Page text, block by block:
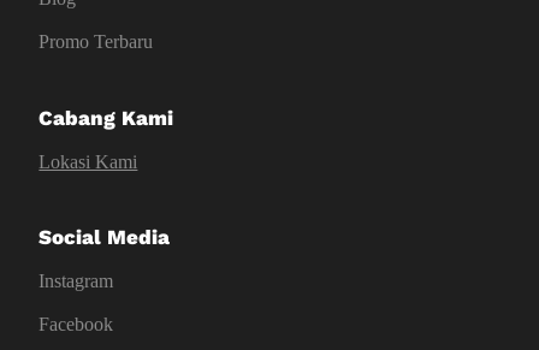
Promo Terbaru
Cabang Kami
Lokasi Kami
Social Media
Instagram
Facebook